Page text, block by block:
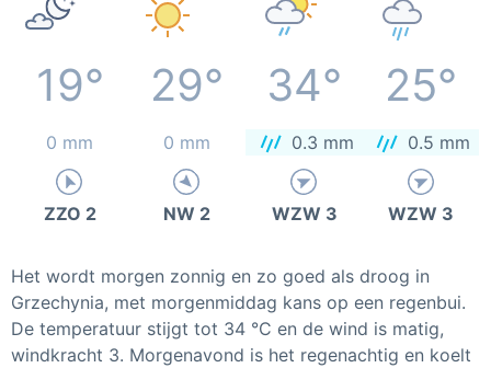
19° 29° 34° 25°
0 mm 0 mm 0.3 mm 0.5 mm
ZZO 2 NW 2 WZW 3 WZW 3
Het wordt morgen zonnig en zo goed als droog in
Grzechynia, met morgenmiddag kans op een regenbui.
De temperatuur stijgt tot 34 °C en de wind is matig,
windkracht 3. Morgenavond is het regenachtig en koelt